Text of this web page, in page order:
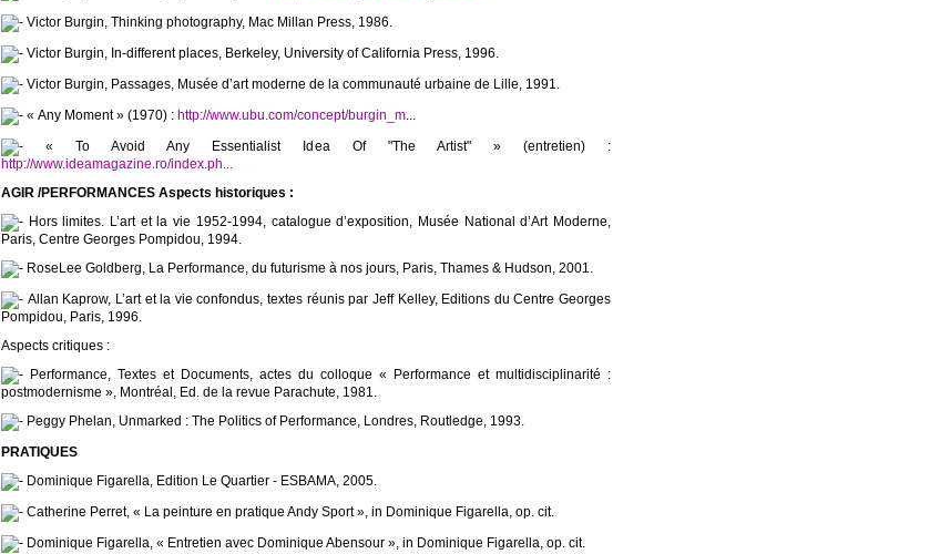
Victor Burgin, Thinking photography, Mac Millan Press, 1986.
Victor Burgin, In-different places, Berkeley, University of California Press, 1996.
Victor Burgin, Passages, Musée d’art moderne de la communauté urbaine de Lille, 1991.
« Any Moment » (1970) : http://www.ubu.com/concept/burgin_m...
« To Avoid Any Essentialist Idea Of "The Artist" » (entretien) :
http://www.ideamagazine.ro/index.ph...
AGIR /PERFORMANCES Aspects historiques :
Hors limites. L’art et la vie 1952-1994, catalogue d’exposition, Musée National d’Art Moderne,
Paris, Centre Georges Pompidou, 1994.
RoseLee Goldberg, La Performance, du futurisme à nos jours, Paris, Thames & Hudson, 2001.
Allan Kaprow, L’art et la vie confondus, textes réunis par Jeff Kelley, Editions du Centre Georges
Pompidou, Paris, 1996.
Aspects critiques :
Performance, Textes et Documents, actes du colloque « Performance et multidisciplinarité :
postmodernisme », Montréal, Ed. de la revue Parachute, 1981.
Peggy Phelan, Unmarked : The Politics of Performance, Londres, Routledge, 1993.
PRATIQUES
Dominique Figarella, Edition Le Quartier - ESBAMA, 2005.
Catherine Perret, « La peinture en pratique Andy Sport », in Dominique Figarella, op. cit.
Dominique Figarella, « Entretien avec Dominique Abensour », in Dominique Figarella, op. cit.